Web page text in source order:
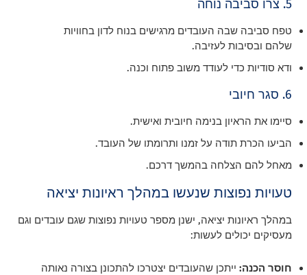
5. צרו סביבה נוחה
טפח סביבה שבה העובדים מרגישים בנוח לדון בחוויות
שלהם ובסיבות לעזיבה.
ודא סודיות כדי לעודד משוב פתוח וכנה.
6. סגר חיובי
סיימו את הראיון בנימה חיובית ואישית.
הביעו הכרת תודה על זמנו ותרומתו של העובד.
מאחל להם הצלחה בהמשך דרכם.
טעויות נפוצות שנעשו במהלך ראיונות יציאה
במהלך ראיונות יציאה, ישנן מספר טעויות נפוצות שגם עובדים וגם
מעסיקים יכולים לעשות:
חוסר הכנה: ייתכן שהעובדים יצטרכו להתכונן בצורה נאותה